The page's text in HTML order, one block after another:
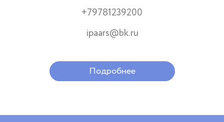
+79781239200
ipaars@bk.ru
Подробнее